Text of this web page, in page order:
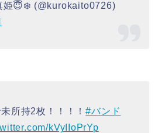
😇❄️ (@kurokaito0726)
所持2枚！！！！#バンド
kVyIIoPrYp